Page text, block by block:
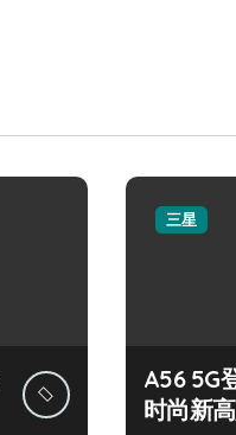
三星
A56 5G
时尚新高